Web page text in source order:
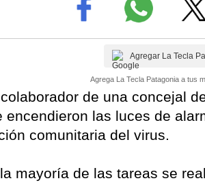
Agregar La Tecla
Agrega La Tecla Patagonia a tus
de una concejal
encendieron las luces de
comunitaria del virus.
mayoría de las tareas se